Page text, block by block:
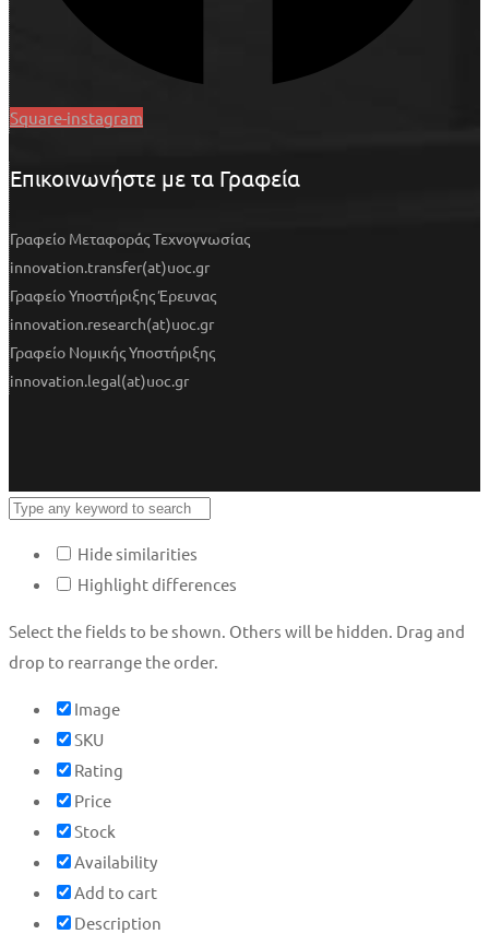
Square-instagram
Επικοινωνήστε με τα Γραφεία
Γραφείο Μεταφοράς Τεχνογνωσίας
innovation.transfer(at)uoc.gr
Γραφείο Υποστήριξης Έρευνας
innovation.research(at)uoc.gr
Γραφείο Νομικής Υποστήριξης
innovation.legal(at)uoc.gr
Hide similarities
Highlight differences
Select the fields to be shown. Others will be hidden. Drag and
drop to rearrange the order.
Image
SKU
Rating
Price
Stock
Availability
Add to cart
Description